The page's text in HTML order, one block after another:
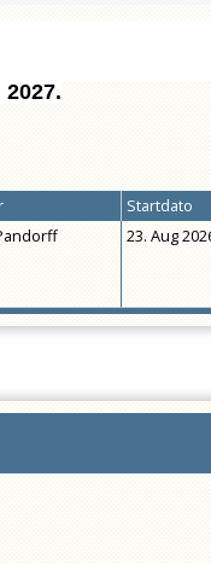
Startdato
23. Aug